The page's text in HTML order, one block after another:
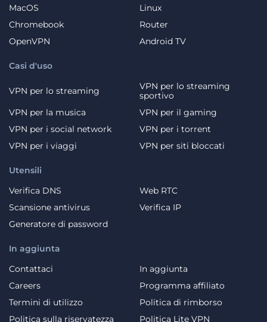
MacOS
Linux
Chromebook
Router
OpenVPN
Android TV
Casi d'uso
VPN per lo streaming
VPN per lo streaming
sportivo
VPN per la musica
VPN per il gaming
VPN per i social network
VPN per i torrent
VPN per i viaggi
VPN per siti bloccati
In aggiunta
Contattaci
In aggiunta
Careers
Programma affiliato
Termini di utilizzo
Politica di rimborso
Politica sulla riservatezza
Politica Lite VPN
Utensili
Verifica DNS
Web RTC
Scansione antivirus
Verifica IP
Generatore di password